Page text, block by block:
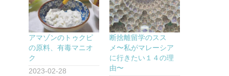
アマゾンのトゥクピ
の原料、有毒マニオ
ク
2023-02-28
断捨離留学のスス
メ〜私がマレーシア
に行きたい１４の理
由〜